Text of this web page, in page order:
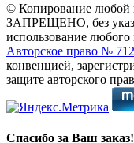
© Копирование
ЗАПРЕЩЕНО, без
использование любого
Авторское право №
конвенцией,
защите авторского
Спасибо за Ваш заказ!